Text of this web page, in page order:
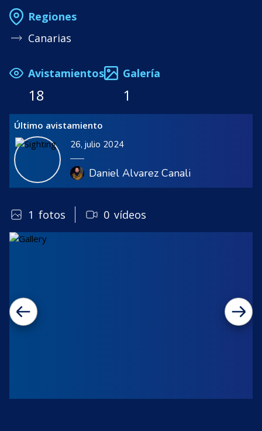
Regiones
Canarias
Avistamientos
18
Galería
1
Último avistamiento
26, julio 2024
Daniel Alvarez Canali
1 fotos 0 vídeos